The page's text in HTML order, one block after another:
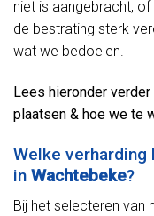
niet is aangebracht,
de bestrating sterk
wat we bedoelen.
Lees hieronder
plaatsen & hoe we te
Welke
in Wachtebeke?
Bij het selecteren van